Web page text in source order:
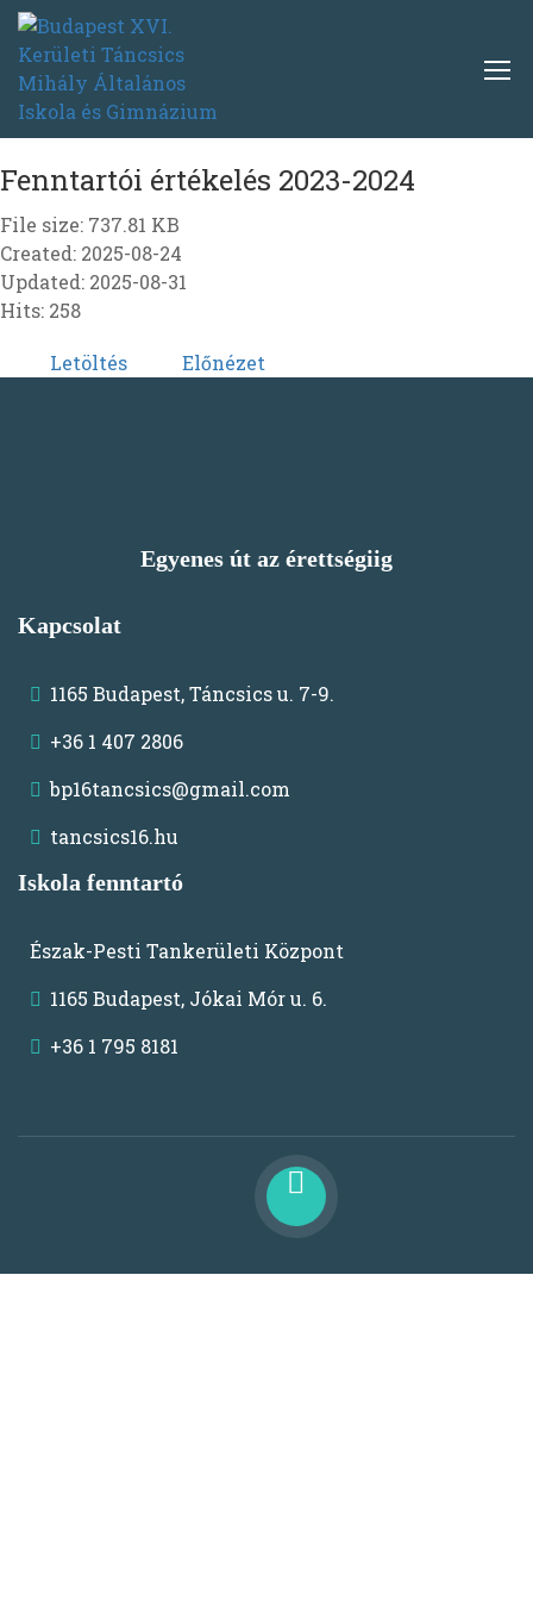
Fenntartói értékelés 2023-2024
File size: 737.81 KB
Created: 2025-08-24
Updated: 2025-08-31
Hits: 258
Letöltés Előnézet
Egyenes út az érettségiig
Kapcsolat
1165 Budapest, Táncsics u. 7-9.
+36 1 407 2806
bp16tancsics@gmail.com
tancsics16.hu
Iskola fenntartó
Észak-Pesti Tankerületi Központ
1165 Budapest, Jókai Mór u. 6.
+36 1 795 8181